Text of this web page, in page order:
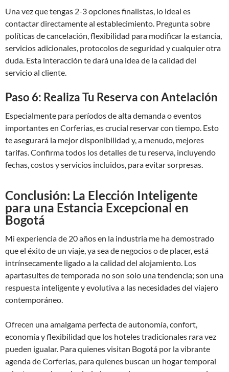
Una vez que tengas 2-3 opciones finalistas, lo ideal es
contactar directamente al establecimiento. Pregunta sobre
políticas de cancelación, flexibilidad para modificar la estancia,
servicios adicionales, protocolos de seguridad y cualquier otra
duda. Esta interacción te dará una idea de la calidad del
servicio al cliente.
Paso 6: Realiza Tu Reserva con Antelación
Especialmente para períodos de alta demanda o eventos
importantes en Corferias, es crucial reservar con tiempo. Esto
te asegurará la mejor disponibilidad y, a menudo, mejores
tarifas. Confirma todos los detalles de tu reserva, incluyendo
fechas, costos y servicios incluidos, para evitar sorpresas.
Conclusión: La Elección Inteligente
para una Estancia Excepcional en
Bogotá
Mi experiencia de 20 años en la industria me ha demostrado
que el éxito de un viaje, ya sea de negocios o de placer, está
intrínsecamente ligado a la calidad del alojamiento. Los
apartasuites de temporada no son solo una tendencia; son una
respuesta inteligente y evolutiva a las necesidades del viajero
contemporáneo.
Ofrecen una amalgama perfecta de autonomía, confort,
economía y flexibilidad que los hoteles tradicionales rara vez
pueden igualar. Para quienes visitan Bogotá por la vibrante
agenda de Corferias, para quienes buscan un hogar temporal